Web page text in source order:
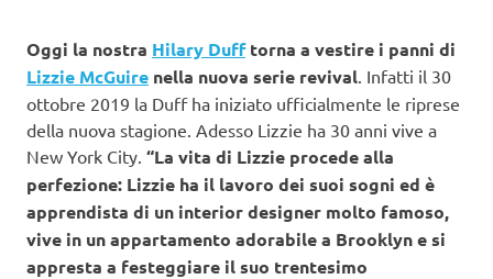
Oggi la nostra Hilary Dufftorna a vestire i panni di
Lizzie McGuire nella nuova serie revival . Infatti il 30
ottobre 2019 la Duff ha iniziato ufficialmente le riprese
della nuova stagione. Adesso Lizzie ha 30 anni vive a
New York City. “La vita di Lizzie procede alla
perfezione: Lizzie ha il lavoro dei suoi sogni ed è
apprendista di un interior designer molto famoso,
vive in un appartamento adorabile a Brooklyn e si
appresta a festeggiare il suo trentesimo